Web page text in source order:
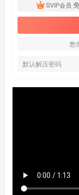
SVIP会员
您
默认解压密码